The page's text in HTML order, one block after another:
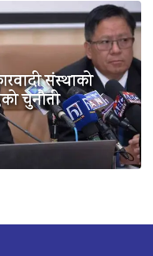
संस्थाको
चुनौती